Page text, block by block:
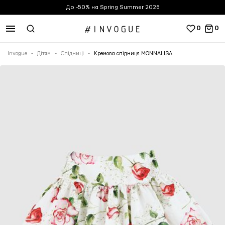
До -50% на Spring Summer 2026
0 0
Invogue Дітям Спідниці Кремова спідниця MONNALISA